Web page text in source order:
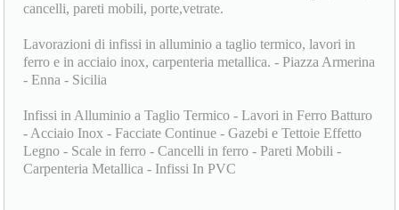
cancelli, pareti mobili, porte,vetrate.
Lavorazioni di infissi in alluminio a taglio termico, lavori in
ferro e in acciaio inox, carpenteria metallica. - Piazza Armerina
- Enna - Sicilia
Infissi in Alluminio a Taglio Termico - Lavori in Ferro Batturo
- Acciaio Inox - Facciate Continue - Gazebi e Tettoie Effetto
Legno - Scale in ferro - Cancelli in ferro - Pareti Mobili -
Carpenteria Metallica - Infissi In PVC